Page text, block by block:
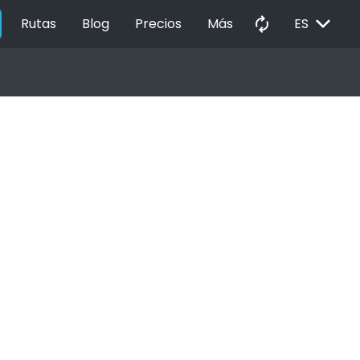
Rutas Blog Precios Más autorenew ES EXPAND_MORE